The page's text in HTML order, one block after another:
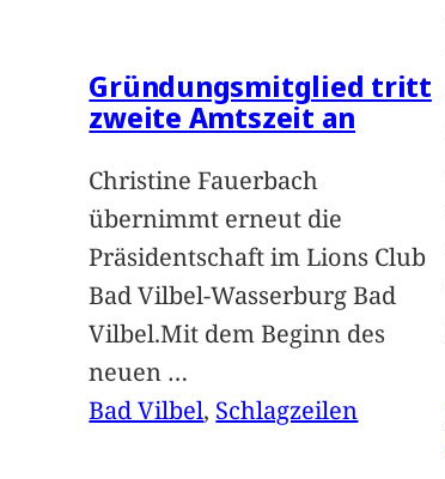
Gründungsmitglied tritt
zweite Amtszeit an
Christine Fauerbach
übernimmt erneut die
Präsidentschaft im Lions Club
Bad Vilbel-Wasserburg Bad
Vilbel.Mit dem Beginn des
neuen …
Bad Vilbel, Schlagzeilen